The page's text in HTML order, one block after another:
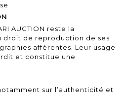
AUCTION reste la
droit de reproduction de ses
afférentes. Leur usage
et constitue une
sur l’authenticité et